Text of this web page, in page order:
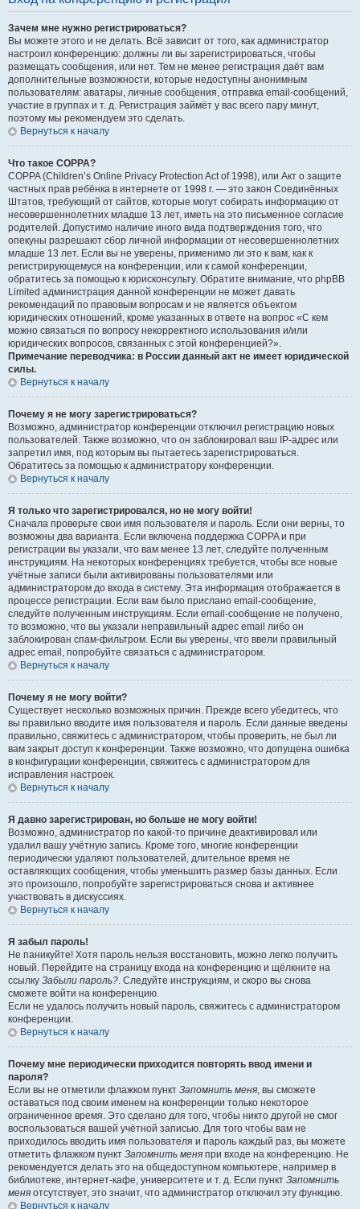
Зачем мне нужно регистрироваться?
Вы можете этого и не делать. Всё зависит от того, как администратор
настроил конференцию: должны ли вы зарегистрироваться, чтобы
размещать сообщения, или нет. Тем не менее регистрация даёт вам
дополнительные возможности, которые недоступны анонимным
пользователям: аватары, личные сообщения, отправка email-сообщений,
участие в группах и т. д. Регистрация займёт у вас всего пару минут,
поэтому мы рекомендуем это сделать.
Вернуться к началу
Что такое COPPA?
COPPA (Children’s Online Privacy Protection Act of 1998), или Акт о защите
частных прав ребёнка в интернете от 1998 г. — это закон Соединённых
Штатов, требующий от сайтов, которые могут собирать информацию от
несовершеннолетних младше 13 лет, иметь на это письменное согласие
родителей. Допустимо наличие иного вида подтверждения того, что
опекуны разрешают сбор личной информации от несовершеннолетних
младше 13 лет. Если вы не уверены, применимо ли это к вам, как к
регистрирующемуся на конференции, или к самой конференции,
обратитесь за помощью к юрисконсульту. Обратите внимание, что phpBB
Limited администрация данной конференции не может давать
рекомендаций по правовым вопросам и не является объектом
юридических отношений, кроме указанных в ответе на вопрос «С кем
можно связаться по вопросу некорректного использования и/или
юридических вопросов, связанных с этой конференцией?».
Примечание переводчика: в России данный акт не имеет юридической
силы.
Вернуться к началу
Почему я не могу зарегистрироваться?
Возможно, администратор конференции отключил регистрацию новых
пользователей. Также возможно, что он заблокировал ваш IP-адрес или
запретил имя, под которым вы пытаетесь зарегистрироваться.
Обратитесь за помощью к администратору конференции.
Вернуться к началу
Я только что зарегистрировался, но не могу войти!
Сначала проверьте свои имя пользователя и пароль. Если они верны, то
возможны два варианта. Если включена поддержка COPPA и при
регистрации вы указали, что вам менее 13 лет, следуйте полученным
инструкциям. На некоторых конференциях требуется, чтобы все новые
учётные записи были активированы пользователями или
администратором до входа в систему. Эта информация отображается в
процессе регистрации. Если вам было прислано email-сообщение,
следуйте полученным инструкциям. Если email-сообщение не получено,
то возможно, что вы указали неправильный адрес email либо он
заблокирован спам-фильтром. Если вы уверены, что ввели правильный
адрес email, попробуйте связаться с администратором.
Вернуться к началу
Почему я не могу войти?
Существует несколько возможных причин. Прежде всего убедитесь, что
вы правильно вводите имя пользователя и пароль. Если данные введены
правильно, свяжитесь с администратором, чтобы проверить, не был ли
вам закрыт доступ к конференции. Также возможно, что допущена ошибка
в конфигурации конференции, свяжитесь с администратором для
исправления настроек.
Вернуться к началу
Я давно зарегистрирован, но больше не могу войти!
Возможно, администратор по какой-то причине деактивировал или
удалил вашу учётную запись. Кроме того, многие конференции
периодически удаляют пользователей, длительное время не
оставляющих сообщения, чтобы уменьшить размер базы данных. Если
это произошло, попробуйте зарегистрироваться снова и активнее
участвовать в дискуссиях.
Вернуться к началу
Я забыл пароль!
Не паникуйте! Хотя пароль нельзя восстановить, можно легко получить
новый. Перейдите на страницу входа на конференцию и щёлкните на
ссылку Забыли пароль?. Следуйте инструкциям, и скоро вы снова
сможете войти на конференцию.
Если не удалось получить новый пароль, свяжитесь с администратором
конференции.
Вернуться к началу
Почему мне периодически приходится повторять ввод имени и
пароля?
Если вы не отметили флажком пункт Запомнить меня, вы сможете
оставаться под своим именем на конференции только некоторое
ограниченное время. Это сделано для того, чтобы никто другой не смог
воспользоваться вашей учётной записью. Для того чтобы вам не
приходилось вводить имя пользователя и пароль каждый раз, вы можете
отметить флажком пункт Запомнить меня при входе на конференцию. Не
рекомендуется делать это на общедоступном компьютере, например в
библиотеке, интернет-кафе, университете и т. д. Если пункт Запомнить
меня отсутствует, это значит, что администратор отключил эту функцию.
Вернуться к началу